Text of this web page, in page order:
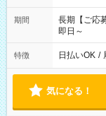
期間
長期【ご応
即日～
特徴 日払いOK /
気になる！